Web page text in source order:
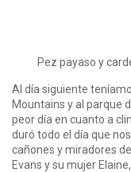
Pez payaso y
Al día siguiente
Mountains y al parque
peor día en cuanto a
duró todo el día que
cañones y miradores
Evans y su mujer